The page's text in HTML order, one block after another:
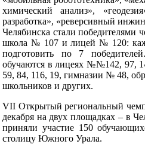
химический анализ»,
разработка», «реверсивный
Челябинска стали победителями
школа № 107 и лицей № 120:
подготовить по 7
обучаются в лицеях №№142, 97,
59, 84, 116, 19, гимназии № 48,
школьников и других.
VII Открытый региональный
декабря на двух площадках – в
приняли участие 150
столицу Южного Урала.